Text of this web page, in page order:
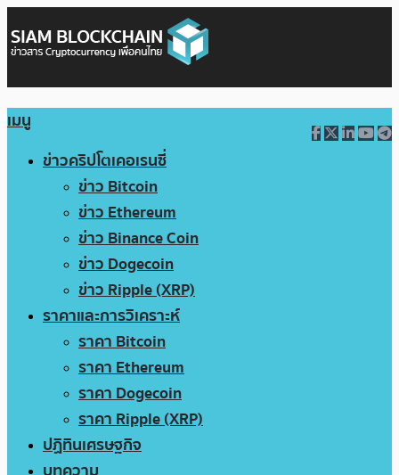
เมนู
ข่าวคริปโตเคอเรนซี่
ข่าว Bitcoin
ข่าว Ethereum
ข่าว Binance Coin
ข่าว Dogecoin
ข่าว Ripple (XRP)
ราคาและการวิเคราะห์
ราคา Bitcoin
ราคา Ethereum
ราคา Dogecoin
ราคา Ripple (XRP)
ปฏิทินเศรษฐกิจ